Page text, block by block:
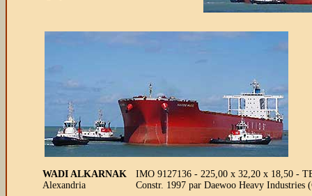
WADI ALKARNAK
Alexandria
IMO 9127136 - 225,00 x 32,20 x 18,50 -
Constr. 1997 par Daewoo Heavy